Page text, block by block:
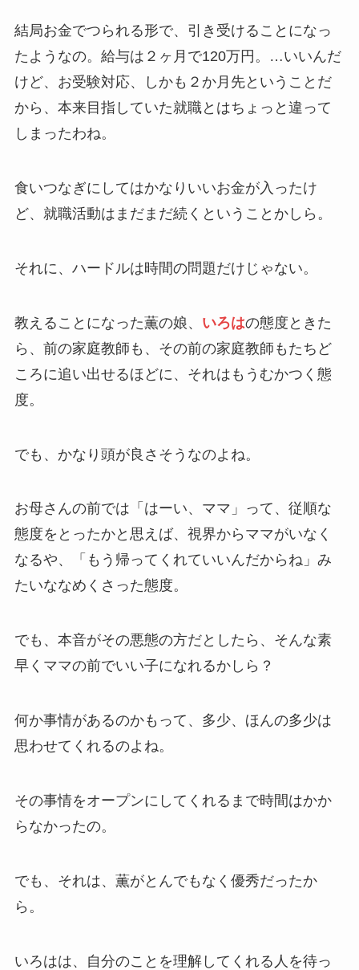
結局お金でつられる形で、引き受けることになっ
たようなの。給与は２ヶ月で120万円。…いいんだ
けど、お受験対応、しかも２か月先ということだ
から、本来目指していた就職とはちょっと違って
しまったわね。
食いつなぎにしてはかなりいいお金が入ったけ
ど、就職活動はまだまだ続くということかしら。
それに、ハードルは時間の問題だけじゃない。
教えることになった薫の娘、 いろはの態度ときた
ら、前の家庭教師も、その前の家庭教師もたちど
ころに追い出せるほどに、それはもうむかつく態
度。
でも、かなり頭が良さそうなのよね。
お母さんの前では「はーい、ママ」って、従順な
態度をとったかと思えば、視界からママがいなく
なるや、「もう帰ってくれていいんだからね」み
たいななめくさった態度。
でも、本音がその悪態の方だとしたら、そんな素
早くママの前でいい子になれるかしら？
何か事情があるのかもって、多少、ほんの多少は
思わせてくれるのよね。
その事情をオープンにしてくれるまで時間はかか
らなかったの。
でも、それは、薫がとんでもなく優秀だったか
ら。
いろはは、自分のことを理解してくれる人を待っ